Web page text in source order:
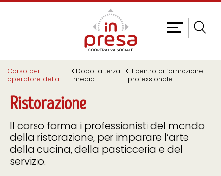
Il centro di formazione
professionale
Dopo la terza
media
Corso per
operatore della...
Ristorazione
Il corso forma i professionisti del mondo
della ristorazione, per imparare l’arte
della cucina, della pasticceria e del
servizio.